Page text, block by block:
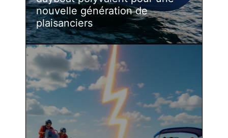
nouvelle génération de
plaisanciers